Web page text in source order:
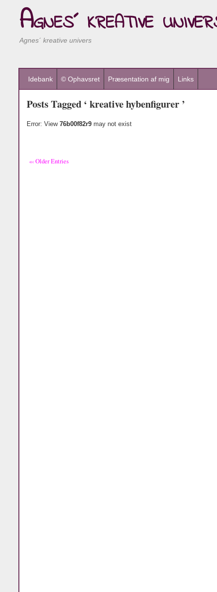
Agnes´ kreative
Agnes´ kreative univers
Idebank © Ophavsret Præsentation af mig Links
Posts Tagged ‘ kreative hybenfigurer ’
Error: View 76b00f82r9 may not exist
«‹ Older Entries